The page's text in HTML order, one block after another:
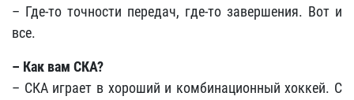
– Где-то точности передач, где-то завершения. Вот и
все.
– Как вам СКА?
– СКА играет в хороший и комбинационный хоккей. С